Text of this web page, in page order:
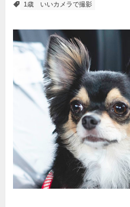
1歳 いいカメラで撮影